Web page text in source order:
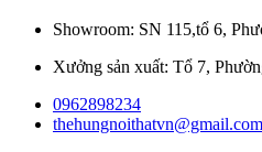
Showroom: SN 115,tổ 6,
Xưởng sản xuất: Tổ 7,
0962898234
thehungnoithatvn@gmail.com